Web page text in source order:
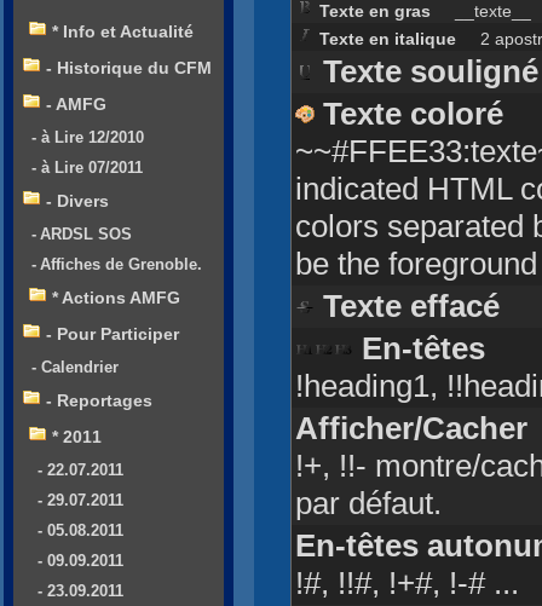
Texte en gras __texte__
Texte en italique2
Texte souligné
Texte coloré
indicated HTML
colors separated
be the
Texte effacé2
En-têtes
!heading1,
Afficher/Cacher
!+, !!- montre/
par défaut.
En-têtes
!#, !!#, !+#, !-# ...
* Info et Actualité
- Historique du CFM
- AMFG
- à Lire 12/2010
- à Lire 07/2011
- Divers
- ARDSL SOS
- Affiches de Grenoble.
* Actions AMFG
- Pour Participer
- Calendrier
- Reportages
* 2011
- 22.07.2011
- 29.07.2011
- 05.08.2011
- 09.09.2011
- 23.09.2011